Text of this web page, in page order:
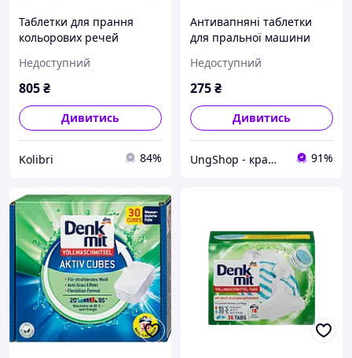
Таблетки для прання
кольорових речей
4066447236248 30 шт
kolibri
Недоступний
805₴
Дивитись
Kolibri 84%
Антивапняні таблетки
для пральної машини
Недоступний
275₴
Дивитись
UngShop - кращі товари з Європи оптом та в роздріб 91%